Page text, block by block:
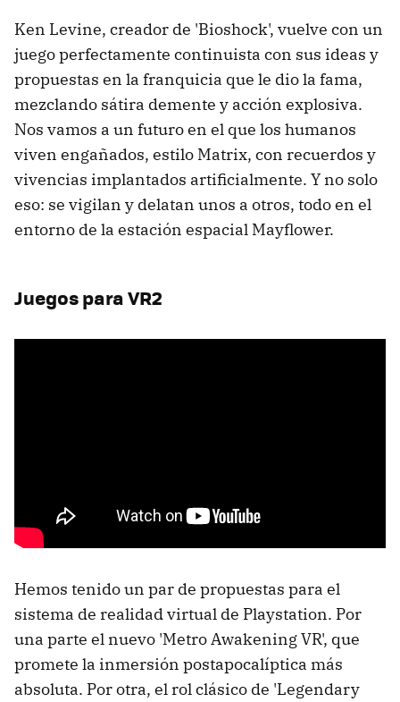
Ken Levine, creador de 'Bioshock', vuelve con un
juego perfectamente continuista con sus ideas y
propuestas en la franquicia que le dio la fama,
mezclando sátira demente y acción explosiva.
Nos vamos a un futuro en el que los humanos
viven engañados, estilo Matrix, con recuerdos y
vivencias implantados artificialmente. Y no solo
eso: se vigilan y delatan unos a otros, todo en el
entorno de la estación espacial Mayflower.
Juegos para VR2
Hemos tenido un par de propuestas para el
sistema de realidad virtual de Playstation. Por
una parte el nuevo 'Metro Awakening VR', que
promete la inmersión postapocalíptica más
absoluta. Por otra, el rol clásico de 'Legendary